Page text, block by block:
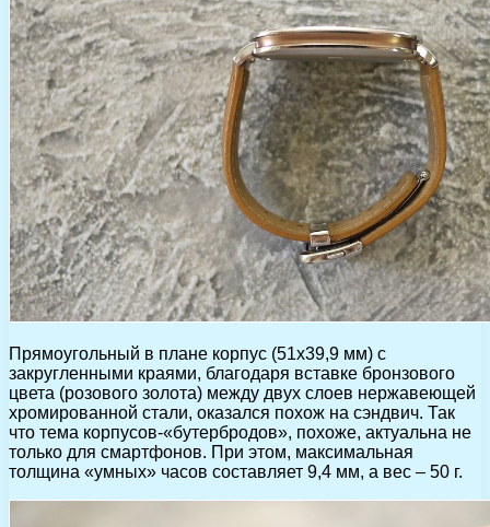
Прямоугольный в плане корпус (51х39,9 мм) с
закругленными краями, благодаря вставке бронзового
цвета (розового золота) между двух слоев нержавеющей
хромированной стали, оказался похож на сэндвич. Так
что тема корпусов-«бутербродов», похоже, актуальна не
только для смартфонов. При этом, максимальная
толщина «умных» часов составляет 9,4 мм, а вес – 50 г.